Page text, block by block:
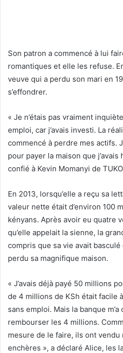
Son patron a commencé à lui
romantiques et elle les refuse.
veuve qui a perdu son mari en
s’effondrer.
« Je n’étais pas vraiment
emploi, car j’avais investi. La
commencé à perdre mes actifs.
pour payer la maison que
confié à Kevin Momanyi de
En 2013, lorsqu’elle a reçu sa
valeur nette était d’environ 100
kényans. Après avoir eu quatre
qu’elle appelait la sienne, la
compris que sa vie avait basculé
perdu sa magnifique maison.
« J’avais déjà payé 50 millions
de 4 millions de KSh était facile
sans emploi. Mais la banque
rembourser les 4 millions.
mesure de le faire, ils ont vendu
enchères », a déclaré Alice, les